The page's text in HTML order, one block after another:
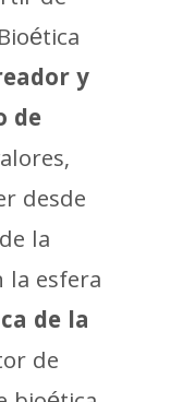
y
de
desde
la
la esfera
de la
de